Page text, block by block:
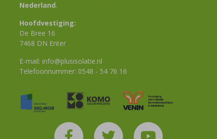
Nederland.
Hoofdvestiging:
De Bree 16
7468 DN Enter
E-mail: info@plusisolatie.nl
Telefoonnummer: 0548 - 54 76 16